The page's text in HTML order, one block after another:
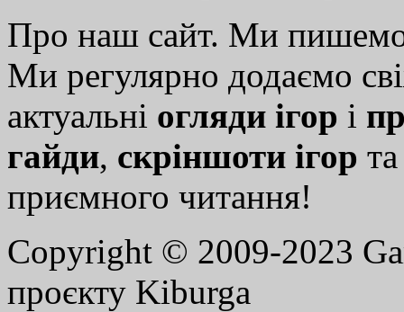
Про наш сайт. Ми
Ми регулярно додаємо
актуальні огляди ігор і
гайди, скріншоти ігор
приємного читання!
Copyright © 2009-2023
проєкту Kiburga